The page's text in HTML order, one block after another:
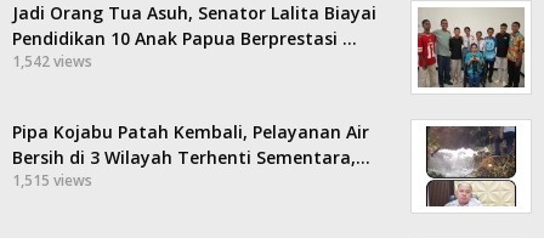
Jadi Orang Tua Asuh, Senator Lalita Biayai
Pendidikan 10 Anak Papua Berprestasi …
1,542 views
Pipa Kojabu Patah Kembali, Pelayanan Air
Bersih di 3 Wilayah Terhenti Sementara,…
1,515 views